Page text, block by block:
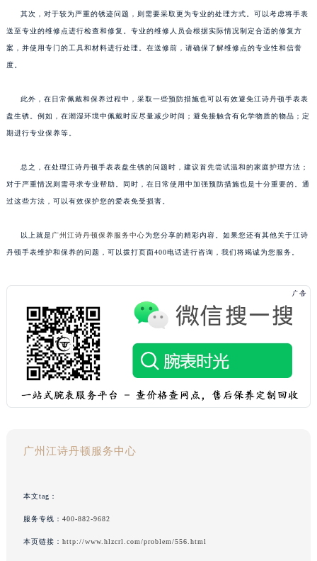
其次，对于较为严重的锈迹问题，则需要采取更为专业的处理方式。可以考虑将手表
送至专业的维修点进行检查和修复。专业的维修人员会根据实际情况制定合适的修复方
案，并使用专门的工具和材料进行处理。在送修前，请确保了解维修点的专业性和信誉
度。
此外，在日常佩戴和保养过程中，采取一些预防措施也可以有效避免江诗丹顿手表表
盘生锈。例如，在潮湿环境中佩戴时应尽量减少时间；避免接触含有化学物质的物品；定
期进行专业保养等。
总之，在处理江诗丹顿手表表盘生锈的问题时，建议首先尝试温和的家庭护理方法；
对于严重情况则需寻求专业帮助。同时，在日常使用中加强预防措施也是十分重要的。通
过这些方法，可以有效保护您的爱表免受损害。
以上就是 广州江诗丹顿保养服务中心为您分享的精彩内容。如果您还有其他关于江诗
丹顿手表维护和保养的问题，可以拨打页面400电话进行咨询，我们将竭诚为您服务。
广州江诗丹顿服务中心
本文tag：
服务专线： 400-882-9682
本页链接： http://www.hlzcrl.com/problem/556.html